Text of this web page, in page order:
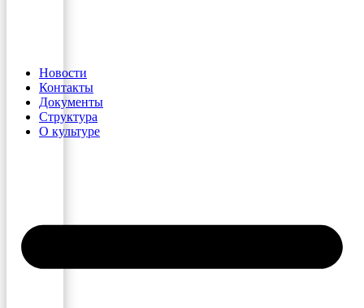
Новости
Контакты
Документы
Структура
О культуре